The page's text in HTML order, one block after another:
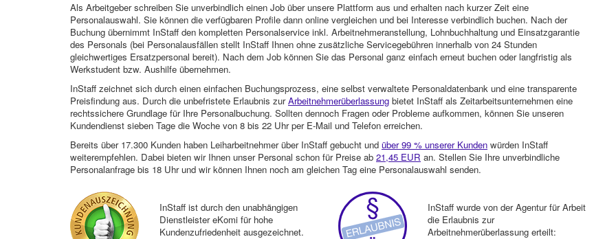
Als Arbeitgeber schreiben Sie unverbindlich einen Job über unsere Plattform aus und erhalten nach kurzer Zeit eine
Personalauswahl. Sie können die verfügbaren Profile dann online vergleichen und bei Interesse verbindlich buchen. Nach der
Buchung übernimmt InStaff den kompletten Personalservice inkl. Arbeitnehmeranstellung, Lohnbuchhaltung und Einsatzgarantie
des Personals (bei Personalausfällen stellt InStaff Ihnen ohne zusätzliche Servicegebühren innerhalb von 24 Stunden
gleichwertiges Ersatzpersonal bereit). Nach dem Job können Sie das Personal ganz einfach erneut buchen oder langfristig als
Werkstudent bzw. Aushilfe übernehmen.
InStaff zeichnet sich durch einen einfachen Buchungsprozess, eine selbst verwaltete Personaldatenbank und eine transparente
Preisfindung aus. Durch die unbefristete Erlaubnis zurArbeitnehmerüberlassung bietet InStaff als Zeitarbeitsunternehmen eine
rechtssichere Grundlage für Ihre Personalbuchung. Sollten dennoch Fragen oder Probleme aufkommen, können Sie unseren
Kundendienst sieben Tage die Woche von 8 bis 22 Uhr per E-Mail und Telefon erreichen.
Bereits über 17.300 Kunden haben Leiharbeitnehmer über InStaff gebucht und über 99 % unserer Kunden würden InStaff
weiterempfehlen. Dabei bieten wir Ihnen unser Personal schon für Preise ab 21,45 EUR an. Stellen Sie Ihre unverbindliche
Personalanfrage bis 18 Uhr und wir können Ihnen noch am gleichen Tag eine Personalauswahl senden.
InStaff ist durch den unabhängigen
Dienstleister eKomi für hohe
Kundenzufriedenheit ausgezeichnet.
InStaff wurde von der Agentur für Arbeit
die Erlaubnis zur
Arbeitnehmerüberlassung erteilt: